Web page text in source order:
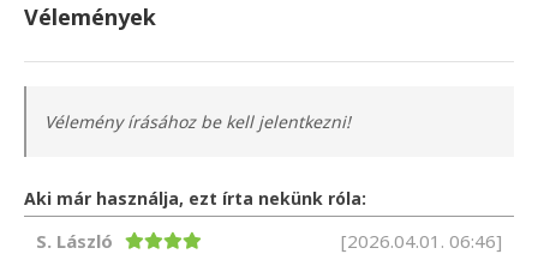
Vélemények
Vélemény írásához be kell jelentkezni!
Aki már használja, ezt írta nekünk róla:
S. László
[2026.04.01. 06:46]